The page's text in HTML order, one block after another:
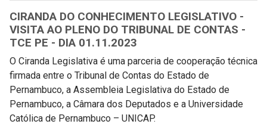
CIRANDA DO CONHECIMENTO LEGISLATIVO -
VISITA AO PLENO DO TRIBUNAL DE CONTAS -
TCE PE - DIA 01.11.2023
O Ciranda Legislativa é uma parceria de cooperação técnica
firmada entre o Tribunal de Contas do Estado de
Pernambuco, a Assembleia Legislativa do Estado de
Pernambuco, a Câmara dos Deputados e a Universidade
Católica de Pernambuco – UNICAP.